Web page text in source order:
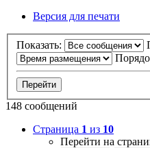
Версия для печати
Показать:
148 сообщений
Страница 1 из 10
Перейти на